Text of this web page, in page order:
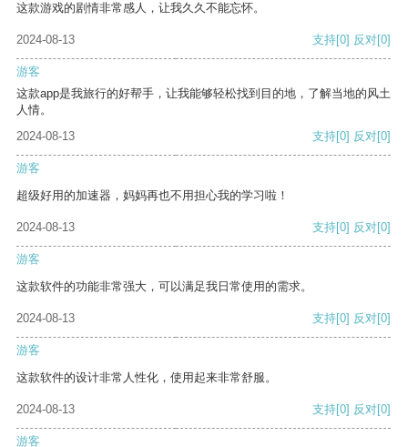
这款游戏的剧情非常感人，让我久久不能忘怀。
2024-08-13 支持[0] 反对[0]
游客
这款app是我旅行的好帮手，让我能够轻松找到目的地，了解当地的风土
人情。
2024-08-13
支持[0] 反对[0]
游客
超级好用的加速器，妈妈再也不用担心我的学习啦！
2024-08-13 支持[0] 反对[0]
游客
这款软件的功能非常强大，可以满足我日常使用的需求。
2024-08-13 支持[0] 反对[0]
游客
这款软件的设计非常人性化，使用起来非常舒服。
2024-08-13 支持[0] 反对[0]
游客